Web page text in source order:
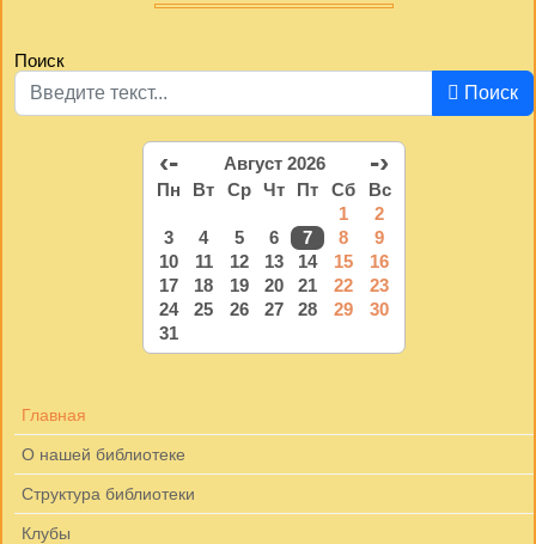
Поиск
Поиск
‹- Август 2026 -›
Пн Вт Ср Чт Пт Сб
Вс
1
2
3
4 5 6 7 8
9
10
11 12 13 14 15
16
17
18 19 20 21 22
23
24
25 26 27 28 29
30
31
Главная
О нашей библиотеке
Структура библиотеки
Клубы